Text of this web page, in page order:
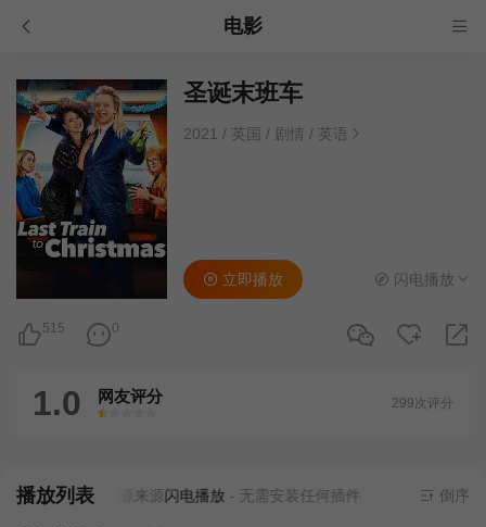
电影
圣诞末班车
2021 / 英国 / 剧情 / 英语
515 0
立即播放 闪电播放
1.0 网友评分
很差
较差还行推荐力荐
299次评分
播放列表当前资源来源闪电播放- 无需安装任何插件 倒序